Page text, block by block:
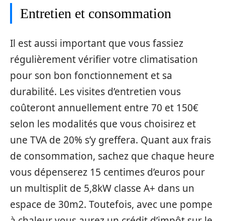
Entretien et consommation
Il est aussi important que vous fassiez
régulièrement vérifier votre climatisation
pour son bon fonctionnement et sa
durabilité. Les visites d’entretien vous
coûteront annuellement entre 70 et 150€
selon les modalités que vous choisirez et
une TVA de 20% s’y greffera. Quant aux frais
de consommation, sachez que chaque heure
vous dépenserez 15 centimes d’euros pour
un multisplit de 5,8kW classe A+ dans un
espace de 30m2. Toutefois, avec une pompe